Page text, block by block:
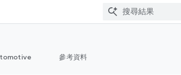
參考資料